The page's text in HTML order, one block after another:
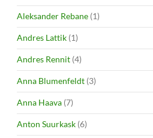
Aleksander Rebane (1)
Andres Lattik (1)
Andres Rennit (4)
Anna Blumenfeldt (3)
Anna Haava (7)
Anton Suurkask (6)